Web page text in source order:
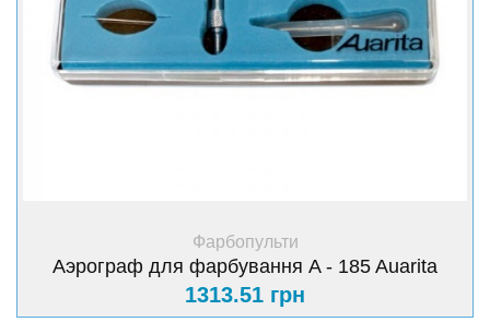
+ Купити
Фарбопульти
Аэрограф для фарбування A - 185 Auarita
1313.51 грн